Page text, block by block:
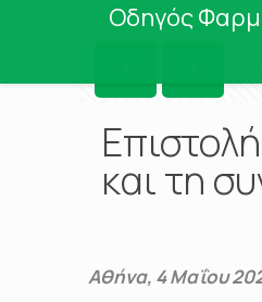
Οδηγός
και τη
Αθήνα, 4 Μαΐου